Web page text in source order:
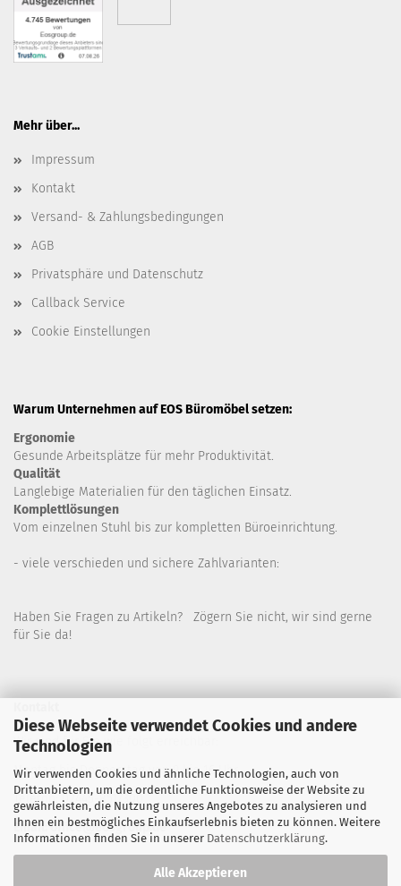
Diese Webseite verwendet Cookies und andere
Technologien
Wir verwenden Cookies und ähnliche Technologien, auch von
Drittanbietern, um die ordentliche Funktionsweise der Website zu
gewährleisten, die Nutzung unseres Angebotes zu analysieren und
Ihnen ein bestmögliches Einkaufserlebnis bieten zu können. Weitere
Informationen finden Sie in unserer Datenschutzerklärung.
Alle Akzeptieren
Mehr über...
Impressum
Kontakt
Versand- & Zahlungsbedingungen
AGB
Privatsphäre und Datenschutz
Callback Service
Cookie Einstellungen
Warum Unternehmen auf EOS Büromöbel setzen:
Ergonomie
Gesunde Arbeitsplätze für mehr Produktivität.
Qualität
Langlebige Materialien für den täglichen Einsatz.
Komplettlösungen
Vom einzelnen Stuhl bis zur kompletten Büroeinrichtung.
- viele verschieden und sichere Zahlvarianten:
Haben Sie Fragen zu Artikeln? Zögern Sie nicht, wir sind gerne
für Sie da!
Wir sind für Sie wie folgt erreichbar:
Montag bis Donnerstag von 9 bis 16 Uhr
Telefon: 02445-8517300
Email: office@eosgroup.de